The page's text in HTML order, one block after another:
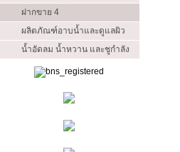
ฝากขาย 4
ผลิตภัณฑ์อาบน้ำและดูแลผิว
น้ำอัดลม น้ำหวาน และชูกำลัง